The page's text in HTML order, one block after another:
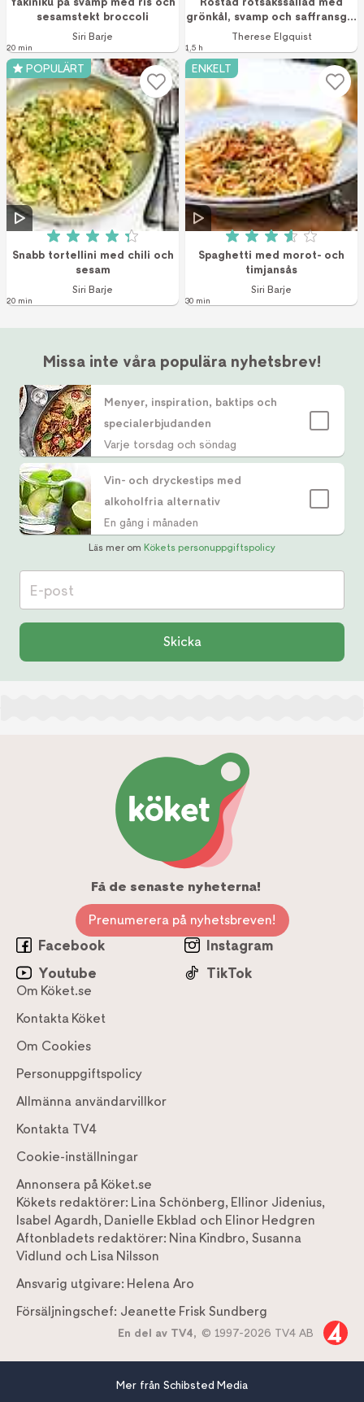
sesamstekt broccoli
Siri Barje
20 min
grönkål, svamp och saffransgul
ärthummus
Therese Elgquist
1,5 h
POPULÄRT
Betyg: 4.3 av 5 (33 röster)
Snabb tortellini med chili och
sesam
Siri Barje
20 min
ENKELT
Betyg: 3.6 av 5
Spaghetti med morot- och
timjansås
Siri Barje
30 min
Missa inte våra populära nyhetsbrev!
Menyer, inspiration, baktips och
specialerbjudanden
Varje torsdag och söndag
Vin- och dryckestips med
alkoholfria alternativ
En gång i månaden
Läs mer om Kökets personuppgiftspolicy
E-post
Skicka
Få de senaste nyheterna!
Prenumerera på nyhetsbreven!
Facebook
Instagram
Youtube
TikTok
Om Köket.se
Kontakta Köket
Om Cookies
Personuppgiftspolicy
Allmänna användarvillkor
Kontakta TV4
Cookie-inställningar
Annonsera på Köket.se
Kökets redaktörer: Lina Schönberg, Ellinor Jidenius,
Isabel Agardh, Danielle Ekblad och Elinor Hedgren
Aftonbladets redaktörer: Nina Kindbro, Susanna
Vidlund och Lisa Nilsson
Ansvarig utgivare: Helena Aro
Försäljningschef: Jeanette Frisk Sundberg
En del av TV4, © 1997-2026 TV4 AB
Mer från Schibsted Media